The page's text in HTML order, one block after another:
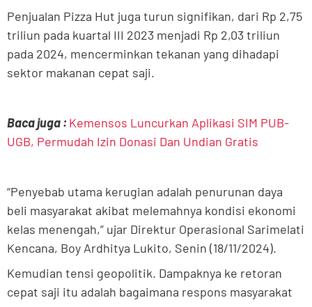
Penjualan Pizza Hut juga turun signifikan, dari Rp 2,75
triliun pada kuartal III 2023 menjadi Rp 2,03 triliun
pada 2024, mencerminkan tekanan yang dihadapi
sektor makanan cepat saji.
Baca juga : Kemensos Luncurkan Aplikasi SIM PUB-
UGB, Permudah Izin Donasi Dan Undian Gratis
“Penyebab utama kerugian adalah penurunan daya
beli masyarakat akibat melemahnya kondisi ekonomi
kelas menengah,” ujar Direktur Operasional Sarimelati
Kencana, Boy Ardhitya Lukito, Senin (18/11/2024).
Kemudian tensi geopolitik. Dampaknya ke retoran
cepat saji itu adalah bagaimana respons masyarakat